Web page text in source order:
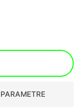
PARAMETRE